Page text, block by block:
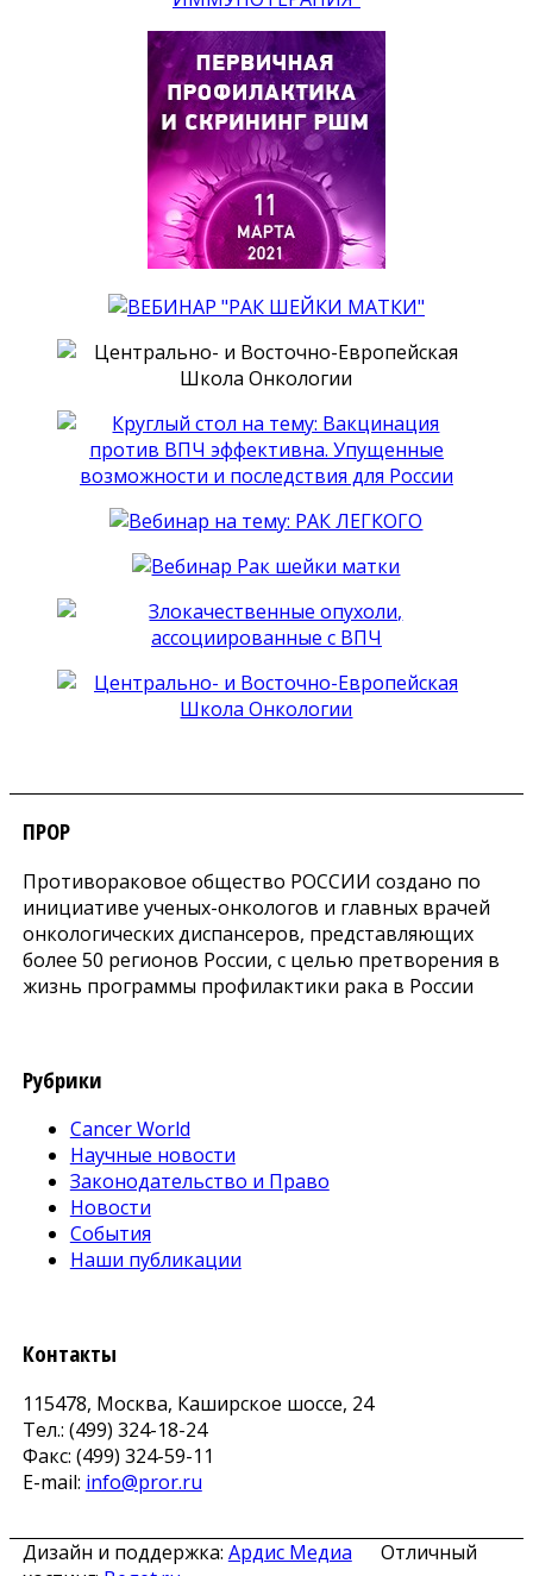
ПРОР
Противораковое общество РОССИИ создано по
инициативе ученых-онкологов и главных врачей
онкологических диспансеров, представляющих
более 50 регионов России, с целью претворения в
жизнь программы профилактики рака в России
Рубрики
Cancer World
Научные новости
Законодательство и Право
Новости
События
Наши публикации
Контакты
115478, Москва, Каширское шоссе, 24
Тел.: (499) 324-18-24
Факс: (499) 324-59-11
E-mail: info@pror.ru
Дизайн и поддержка: Ардис Медиа
Отличный